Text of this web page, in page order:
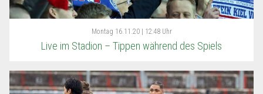
Montag 16.11.20 | 12:48 Uhr
Live im Stadion – Tippen während des Spiels